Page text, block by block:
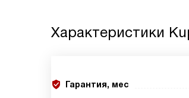
Характеристики
Гарантия, мес